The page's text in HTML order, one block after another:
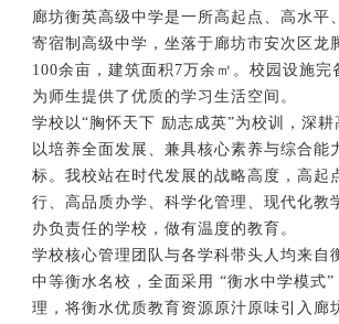
廊坊衡英高级中学是一所高起点、高水平
寄宿制高级中学，坐落于廊坊市安次区龙
100余亩，建筑面积7万余㎡。校园设施完
为师生提供了优质的学习生活空间。
学校以“胸怀天下 励志成英”为校训，深耕
以培养全面发展、兼具核心素养与综合能
标。我校站在时代发展的战略高度，高起
行、高品质办学、科学化管理、现代化教
办负责任的学校，做有温度的教育。
学校核心管理团队与各学科带头人均来自
中等衡水名校，全面采用 “衡水中学模式”
理，将衡水优质教育资源原汁原味引入廊